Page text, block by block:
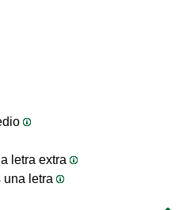
letra extra
una letra